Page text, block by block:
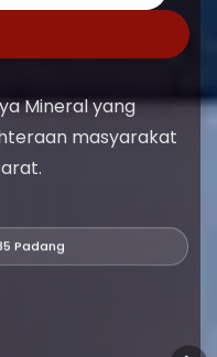
Mineral yang
masyarakat